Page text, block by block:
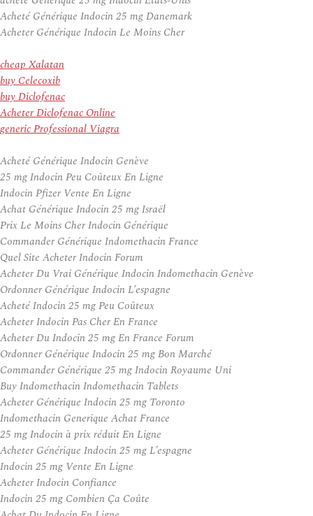
Acheté Générique Indocin 25 mg Danemark
Acheter Générique Indocin Le Moins Cher
cheap Xalatan
buy Celecoxib
buy Diclofenac
Acheter Diclofenac Online
generic Professional Viagra
Acheté Générique Indocin Genève
25 mg Indocin Peu Coûteux En Ligne
Indocin Pfizer Vente En Ligne
Achat Générique Indocin 25 mg Israël
Prix Le Moins Cher Indocin Générique
Commander Générique Indomethacin France
Quel Site Acheter Indocin Forum
Acheter Du Vrai Générique Indocin Indomethacin Genève
Ordonner Générique Indocin L’espagne
Acheté Indocin 25 mg Peu Coûteux
Acheter Indocin Pas Cher En France
Acheter Du Indocin 25 mg En France Forum
Ordonner Générique Indocin 25 mg Bon Marché
Commander Générique 25 mg Indocin Royaume Uni
Buy Indomethacin Indomethacin Tablets
Acheter Générique Indocin 25 mg Toronto
Indomethacin Generique Achat France
25 mg Indocin à prix réduit En Ligne
Acheter Générique Indocin 25 mg L’espagne
Indocin 25 mg Vente En Ligne
Acheter Indocin Confiance
Indocin 25 mg Combien Ça Coûte